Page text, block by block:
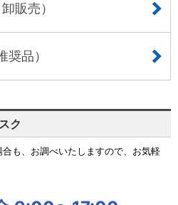
販売）
奨品）
ク
も、お調べいたしますので、お気軽